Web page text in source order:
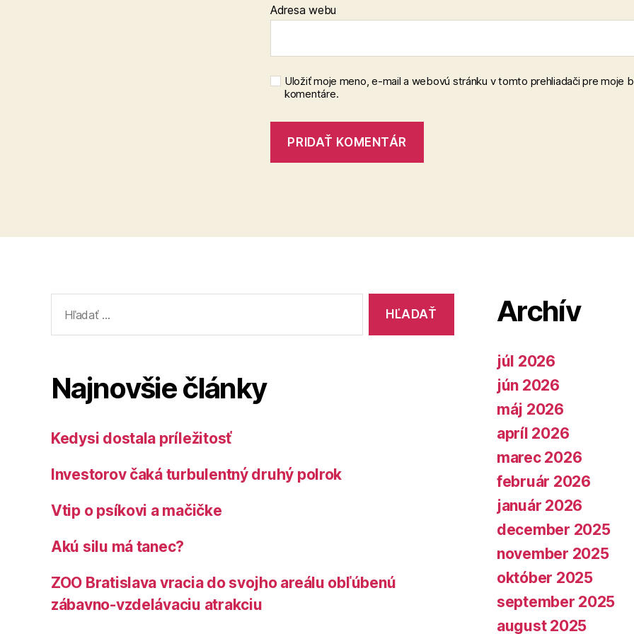
Adresa webu
Uložiť moje meno, e-mail a webovú stránku v tomto prehliadači pre moje
komentáre.
Najnovšie články
Kedysi dostala príležitosť
Investorov čaká turbulentný druhý polrok
Vtip o psíkovi a mačičke
Akú silu má tanec?
ZOO Bratislava vracia do svojho areálu obľúbenú
zábavno-vzdelávaciu atrakciu
Archív
júl 2026
jún 2026
máj 2026
apríl 2026
marec 2026
február 2026
január 2026
december 2025
november 2025
október 2025
september 2025
august 2025